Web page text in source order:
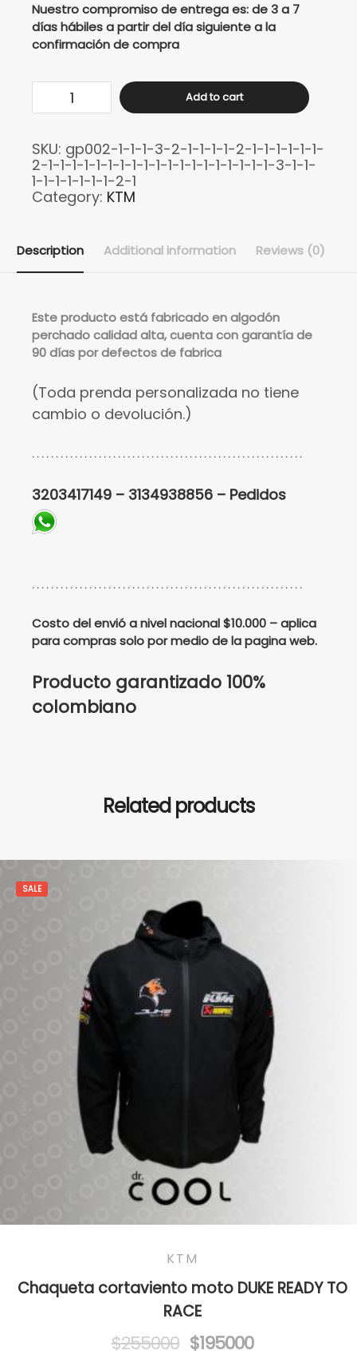
Nuestro compromiso de entrega es: de 3 a 7
días hábiles a partir del día siguiente a la
confirmación de compra
KTM
390
-
250
Add to cart
SKU: gp002-1-1-1-3-2-1-1-1-1-2-1-1-1-1-1-1-
2-1-1-1-1-1-1-1-1-1-1-1-1-1-1-1-1-1-1-1-3-1-1-
1-1-1-1-1-1-1-2-1
Category: KTM
Description Additional information Reviews (0)
Esteproducto está fabricado en algodón
perchado calidad alta, cuenta con garantía de
90 días por defectos de fabrica
(Toda prenda personalizada no tiene
cambio o devolución.)
. . . . . . . . . . . . . . . . . . . . . . . . . . . . . . . . . . . . . . . . . . . . . . . . . . . . . . . . .
3203417149 – 3134938856 – Pedidos
. . . . . . . . . . . . . . . . . . . . . . . . . . . . . . . . . . . . . . . . . . . . . . . . . . . . . . . . .
Costo del envió a nivel nacional $10.000 – aplica
para compras solo por medio de la pagina web.
Producto garantizado 100%
colombiano
Related products
SALE
KTM
Chaqueta cortaviento moto DUKE READY TO
RACE
$255000 Original
$195000Current